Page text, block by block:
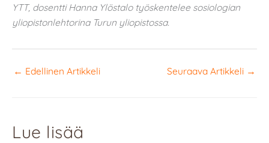
YTT, dosentti Hanna Ylöstalo työskentelee sosiologian
yliopistonlehtorina Turun yliopistossa.
← Edellinen Artikkeli Seuraava Artikkeli →
Lue lisää